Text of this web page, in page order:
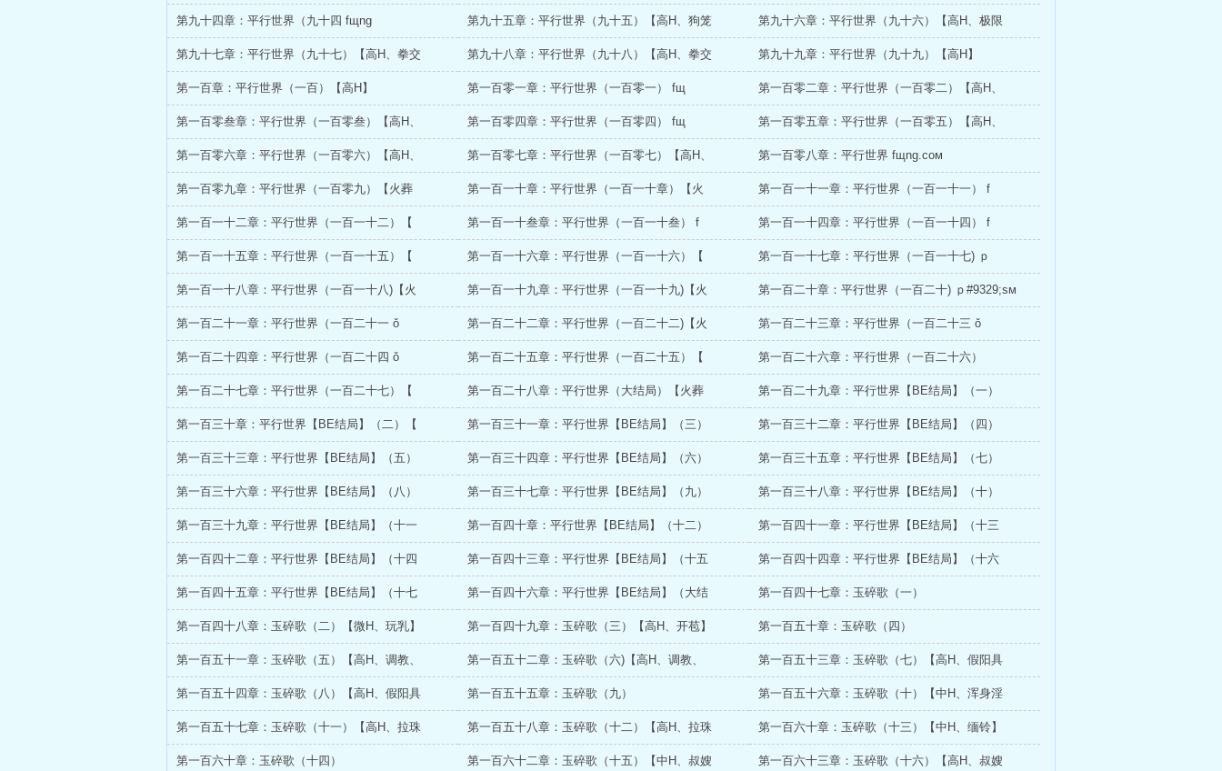
第九十四章：平行世界（九十四 fщnɡ 第九十五章：平行世界（九十五）【高H、狗笼 第九十六章：平行世界（九十六）【高H、极限
第九十七章：平行世界（九十七）【高H、拳交 第九十八章：平行世界（九十八）【高H、拳交 第九十九章：平行世界（九十九）【高H】
第一百章：平行世界（一百）【高H】 第一百零一章：平行世界（一百零一） fщ 第一百零二章：平行世界（一百零二）【高H、
第一百零叁章：平行世界（一百零叁）【高H、 第一百零四章：平行世界（一百零四） fщ 第一百零五章：平行世界（一百零五）【高H、
第一百零六章：平行世界（一百零六）【高H、 第一百零七章：平行世界（一百零七）【高H、 第一百零八章：平行世界 fщnɡ.cом
第一百零九章：平行世界（一百零九）【火葬 第一百一十章：平行世界（一百一十章）【火 第一百一十一章：平行世界（一百一十一） f
第一百一十二章：平行世界（一百一十二）【 第一百一十叁章：平行世界（一百一十叁） f 第一百一十四章：平行世界（一百一十四） f
第一百一十五章：平行世界（一百一十五）【 第一百一十六章：平行世界（一百一十六）【 第一百一十七章：平行世界（一百一十七) ｐ
第一百一十八章：平行世界（一百一十八)【火 第一百一十九章：平行世界（一百一十九)【火 第一百二十章：平行世界（一百二十) ｐ#9329;sм
第一百二十一章：平行世界（一百二十一 ǒ 第一百二十二章：平行世界（一百二十二)【火 第一百二十三章：平行世界（一百二十三 ǒ
第一百二十四章：平行世界（一百二十四 ǒ 第一百二十五章：平行世界（一百二十五）【 第一百二十六章：平行世界（一百二十六）
第一百二十七章：平行世界（一百二十七）【 第一百二十八章：平行世界（大结局）【火葬 第一百二十九章：平行世界【BE结局】（一）
第一百三十章：平行世界【BE结局】（二）【 第一百三十一章：平行世界【BE结局】（三） 第一百三十二章：平行世界【BE结局】（四）
第一百三十三章：平行世界【BE结局】（五） 第一百三十四章：平行世界【BE结局】（六） 第一百三十五章：平行世界【BE结局】（七）
第一百三十六章：平行世界【BE结局】（八） 第一百三十七章：平行世界【BE结局】（九） 第一百三十八章：平行世界【BE结局】（十）
第一百三十九章：平行世界【BE结局】（十一 第一百四十章：平行世界【BE结局】（十二） 第一百四十一章：平行世界【BE结局】（十三
第一百四十二章：平行世界【BE结局】（十四 第一百四十三章：平行世界【BE结局】（十五 第一百四十四章：平行世界【BE结局】（十六
第一百四十五章：平行世界【BE结局】（十七 第一百四十六章：平行世界【BE结局】（大结 第一百四十七章：玉碎歌（一）
第一百四十八章：玉碎歌（二）【微H、玩乳】 第一百四十九章：玉碎歌（三）【高H、开苞】 第一百五十章：玉碎歌（四）
第一百五十一章：玉碎歌（五）【高H、调教、 第一百五十二章：玉碎歌（六)【高H、调教、 第一百五十三章：玉碎歌（七）【高H、假阳具
第一百五十四章：玉碎歌（八）【高H、假阳具 第一百五十五章：玉碎歌（九） 第一百五十六章：玉碎歌（十）【中H、浑身淫
第一百五十七章：玉碎歌（十一）【高H、拉珠 第一百五十八章：玉碎歌（十二）【高H、拉珠 第一百六十章：玉碎歌（十三）【中H、缅铃】
第一百六十章：玉碎歌（十四） 第一百六十二章：玉碎歌（十五）【中H、叔嫂 第一百六十三章：玉碎歌（十六）【高H、叔嫂